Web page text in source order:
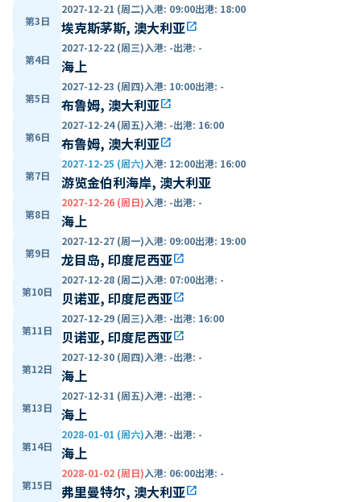
第3日
2027-12-21 (周二)入港: 09:00出港: 18:00
埃克斯茅斯, 澳大利亚open_in_new
第4日
2027-12-22 (周三)入港: -出港: -
海上
第5日
2027-12-23 (周四)入港: 10:00出港: -
布鲁姆, 澳大利亚open_in_new
第6日
2027-12-24 (周五)入港: -出港: 16:00
布鲁姆, 澳大利亚open_in_new
第7日
2027-12-25 (周六)入港: 12:00出港: 16:00
游览金伯利海岸, 澳大利亚
第8日
2027-12-26 (周日)入港: -出港: -
海上
第9日
2027-12-27 (周一)入港: 09:00出港: 19:00
龙目岛, 印度尼西亚open_in_new
第10日
2027-12-28 (周二)入港: 07:00出港: -
贝诺亚, 印度尼西亚open_in_new
第11日
2027-12-29 (周三)入港: -出港: 16:00
贝诺亚, 印度尼西亚open_in_new
第12日
2027-12-30 (周四)入港: -出港: -
海上
第13日
2027-12-31 (周五)入港: -出港: -
海上
第14日
2028-01-01 (周六)入港: -出港: -
海上
第15日
2028-01-02 (周日)入港: 06:00出港: -
弗里曼特尔, 澳大利亚open_in_new